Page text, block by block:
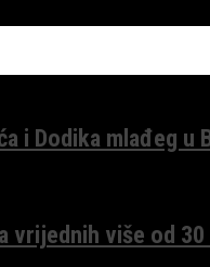
i Dodika mlađeg u
više od 30